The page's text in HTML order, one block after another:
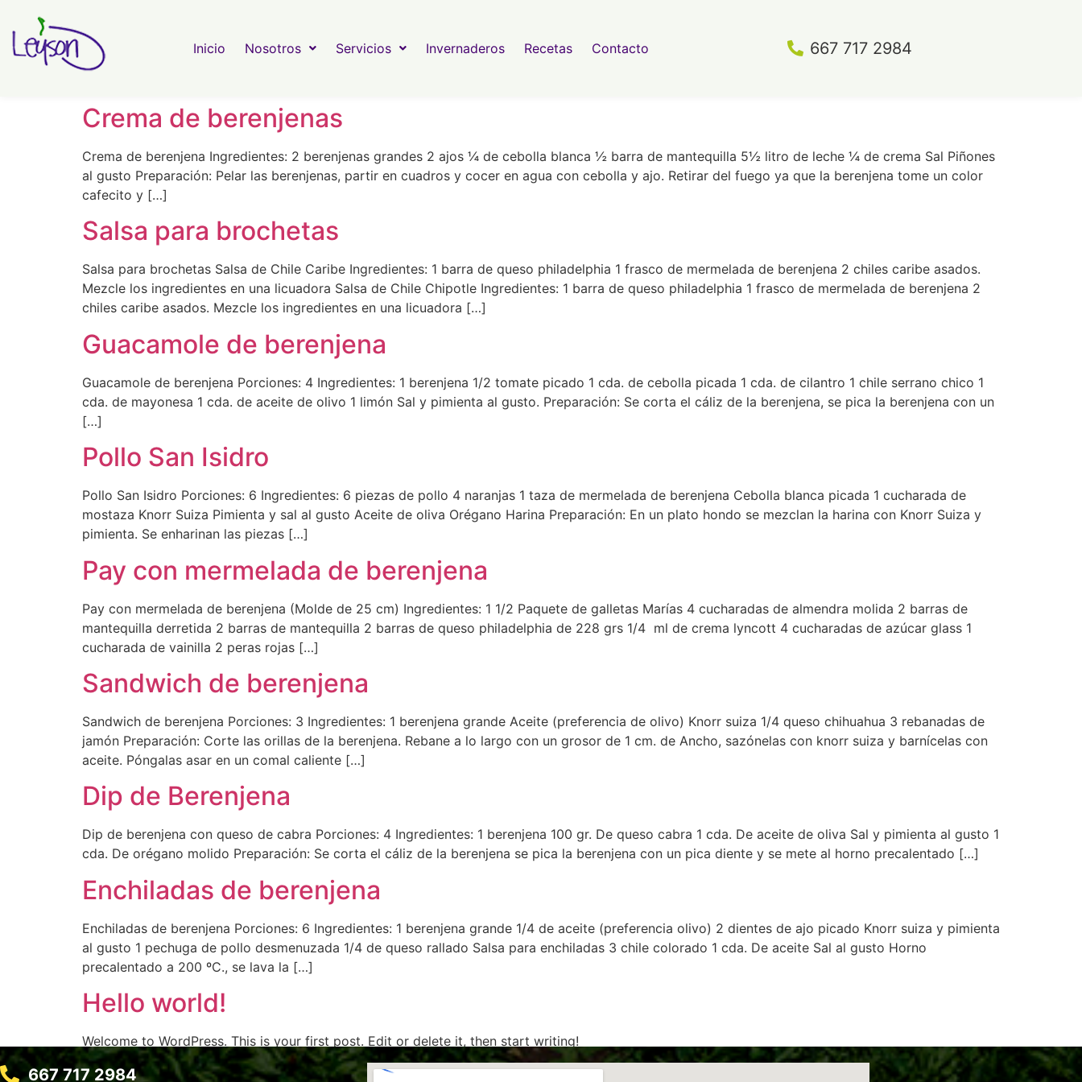
Inicio Nosotros Servicios Invernaderos Recetas Contacto 667 717 2984
Crema de berenjenas
Crema de berenjena Ingredientes: 2 berenjenas grandes 2 ajos ¼ de cebolla blanca ½ barra de mantequilla 5½ litro de leche ¼ de crema Sal Piñones
al gusto Preparación: Pelar las berenjenas, partir en cuadros y cocer en agua con cebolla y ajo. Retirar del fuego ya que la berenjena tome un color
cafecito y […]
Salsa para brochetas
Salsa para brochetas Salsa de Chile Caribe Ingredientes: 1 barra de queso philadelphia 1 frasco de mermelada de berenjena 2 chiles caribe asados.
Mezcle los ingredientes en una licuadora Salsa de Chile Chipotle Ingredientes: 1 barra de queso philadelphia 1 frasco de mermelada de berenjena 2
chiles caribe asados. Mezcle los ingredientes en una licuadora […]
Guacamole de berenjena
Guacamole de berenjena Porciones: 4 Ingredientes: 1 berenjena 1/2 tomate picado 1 cda. de cebolla picada 1 cda. de cilantro 1 chile serrano chico 1
cda. de mayonesa 1 cda. de aceite de olivo 1 limón Sal y pimienta al gusto. Preparación: Se corta el cáliz de la berenjena, se pica la berenjena con un
[…]
Pollo San Isidro
Pollo San Isidro Porciones: 6 Ingredientes: 6 piezas de pollo 4 naranjas 1 taza de mermelada de berenjena Cebolla blanca picada 1 cucharada de
mostaza Knorr Suiza Pimienta y sal al gusto Aceite de oliva Orégano Harina Preparación: En un plato hondo se mezclan la harina con Knorr Suiza y
pimienta. Se enharinan las piezas […]
Pay con mermelada de berenjena
Pay con mermelada de berenjena (Molde de 25 cm) Ingredientes: 1 1/2 Paquete de galletas Marías 4 cucharadas de almendra molida 2 barras de
mantequilla derretida 2 barras de mantequilla 2 barras de queso philadelphia de 228 grs 1/4 ml de crema lyncott 4 cucharadas de azúcar glass 1
cucharada de vainilla 2 peras rojas […]
Sandwich de berenjena
Sandwich de berenjena Porciones: 3 Ingredientes: 1 berenjena grande Aceite (preferencia de olivo) Knorr suiza 1/4 queso chihuahua 3 rebanadas de
jamón Preparación: Corte las orillas de la berenjena. Rebane a lo largo con un grosor de 1 cm. de Ancho, sazónelas con knorr suiza y barnícelas con
aceite. Póngalas asar en un comal caliente […]
Dip de Berenjena
Dip de berenjena con queso de cabra Porciones: 4 Ingredientes: 1 berenjena 100 gr. De queso cabra 1 cda. De aceite de oliva Sal y pimienta al gusto 1
cda. De orégano molido Preparación: Se corta el cáliz de la berenjena se pica la berenjena con un pica diente y se mete al horno precalentado […]
Enchiladas de berenjena
Enchiladas de berenjena Porciones: 6 Ingredientes: 1 berenjena grande 1/4 de aceite (preferencia olivo) 2 dientes de ajo picado Knorr suiza y pimienta
al gusto 1 pechuga de pollo desmenuzada 1/4 de queso rallado Salsa para enchiladas 3 chile colorado 1 cda. De aceite Sal al gusto Horno
precalentado a 200 ºC., se lava la […]
Hello world!
Welcome to WordPress. This is your first post. Edit or delete it, then start writing!
667 717 2984